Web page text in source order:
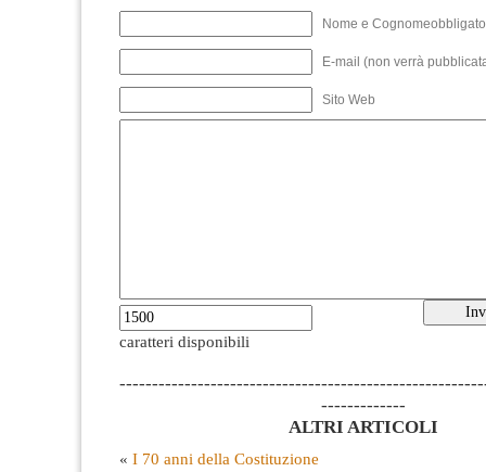
Nome e
E-mail (non verrà
Sito Web
caratteri disponibili
-------------
ALTRI ARTICOLI
« I 70 anni della Costituzione